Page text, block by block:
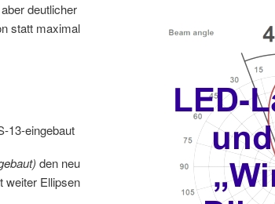
deutlicher
statt maximal
den neu
weiter Ellipsen